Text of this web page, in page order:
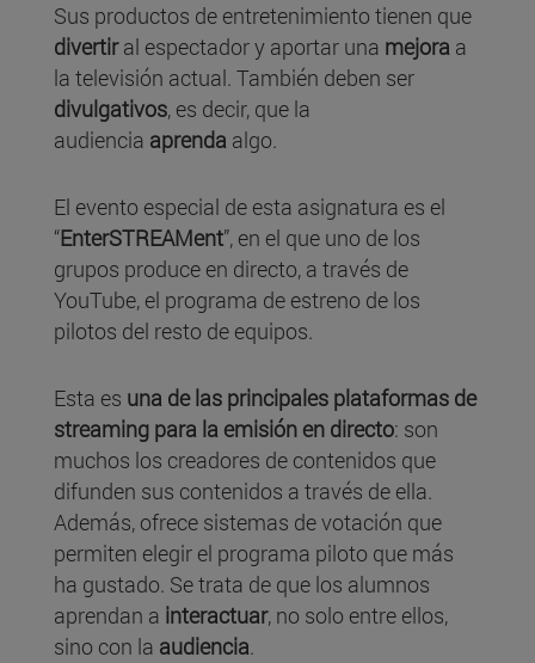
Sus productos de entretenimiento tienen que
divertiral espectador y aportar una mejora a
la televisión actual. También deben ser
divulgativos, es decir, que la
audiencia aprenda algo.
El evento especial de esta asignatura es el
“EnterSTREAMent”, en el que uno de los
grupos produce en directo, a través de
YouTube, el programa de estreno de los
pilotos del resto de equipos.
Esta es una de las principales plataformas de
streaming para la emisión en directo: son
muchos los creadores de contenidos que
difunden sus contenidos a través de ella.
Además, ofrece sistemas de votación que
permiten elegir el programa piloto que más
ha gustado. Se trata de que los alumnos
aprendan a interactuar, no solo entre ellos,
sino con la audiencia.